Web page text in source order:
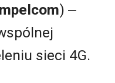
) ‒
sieci 4G.